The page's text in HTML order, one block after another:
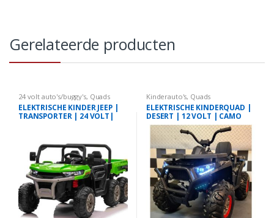
Gerelateerde producten
24 volt auto's/buggy's, Quads
ELEKTRISCHE KINDER JEEP |
TRANSPORTER | 24 VOLT|
Kinderauto's, Quads
ELEKTRISCHE KINDERQUAD |
DESERT | 12 VOLT | CAMO
GROEN